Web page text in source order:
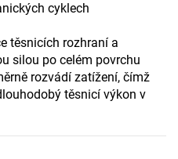
cyklech
těsnicích rozhraní a
silou po celém povrchu
rozvádí zatížení, čímž
těsnicí výkon v